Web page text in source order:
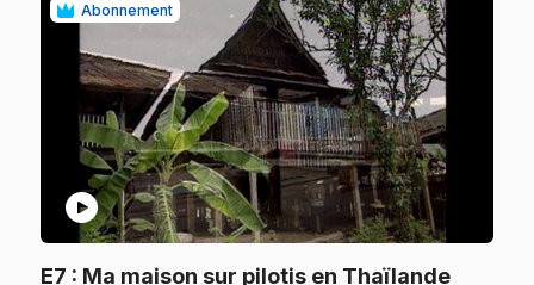
Abonnement
play_circle
E7 : Ma maison sur pilotis en Thaïlande.